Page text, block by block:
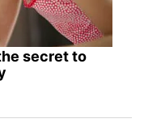
secret to